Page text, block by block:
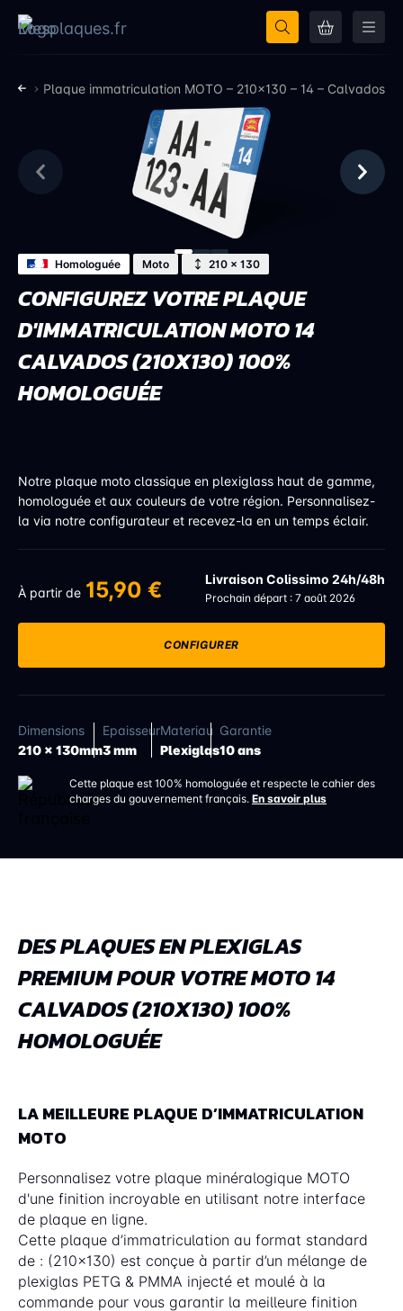
Plaque immatriculation MOTO – 210×130 – 14 – Calvados
Homologuée Moto 210 × 130
CONFIGUREZ VOTRE PLAQUE
D'IMMATRICULATION MOTO 14
CALVADOS (210X130) 100%
HOMOLOGUÉE
Notre plaque moto classique en plexiglass haut de gamme,
homologuée et aux couleurs de votre région. Personnalisez-
la via notre configurateur et recevez-la en un temps éclair.
À partir de 15,90 € Livraison Colissimo 24h/48h
Prochain départ : 7 août 2026
CONFIGURER
Dimensions
210 x 130mm
Epaisseur
3 mm
Materiau
Plexiglas
Garantie
10 ans
Cette plaque est 100% homologuée et respecte le cahier des
charges du gouvernement français. En savoir plus
DES PLAQUES EN PLEXIGLAS
PREMIUM POUR VOTRE MOTO 14
CALVADOS (210X130) 100%
HOMOLOGUÉE
LA MEILLEURE PLAQUE D’IMMATRICULATION
MOTO
Personnalisez votre plaque minéralogique MOTO
d'une finition incroyable en utilisant notre interface
de plaque en ligne.
Cette plaque d’immatriculation au format standard
de : (210x130) est conçue à partir d’un mélange de
plexiglas PETG & PMMA injecté et moulé à la
commande pour vous garantir la meilleure finition